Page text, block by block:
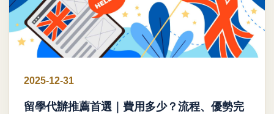
2025-12-31
留學代辦推薦首選｜費用多少？流程、優勢完